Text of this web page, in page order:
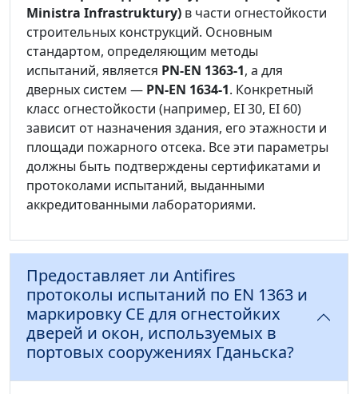
Ministra Infrastruktury) в части огнестойкости
строительных конструкций. Основным
стандартом, определяющим методы
испытаний, является PN-EN 1363-1, а для
дверных систем — PN-EN 1634-1. Конкретный
класс огнестойкости (например, EI 30, EI 60)
зависит от назначения здания, его этажности и
площади пожарного отсека. Все эти параметры
должны быть подтверждены сертификатами и
протоколами испытаний, выданными
аккредитованными лабораториями.
Предоставляет ли Antifires
протоколы испытаний по EN 1363 и
маркировку CE для огнестойких
дверей и окон, используемых в
портовых сооружениях Гданьска?